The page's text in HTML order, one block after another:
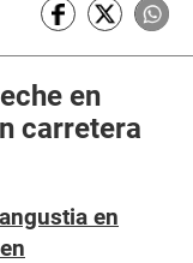
en
carretera
en